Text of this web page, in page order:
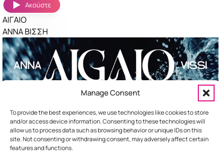
Manage Consent
To provide the best experiences, we use technologies like cookies to store
and/or access device information. Consenting to these technologies will
allow us to process data such as browsing behavior or unique IDs on this
site. Not consenting or withdrawing consent, may adversely affect certain
features and functions.
Ακούστηκαν πριν λίγο
ΤΕΛΕΙΑ
ΠΕΤΡΟΣ ΙΑΚΩΒΙΔΗΣ
ΣΑΝ ΝΑΥΑΓΟΙ
ΝΙΝΟ
ΣΟΥΣΟΥΡΟ
Ακούστε
ΑΙΓΑΙΟ
ΑΝΝΑ ΒΙΣΣΗ